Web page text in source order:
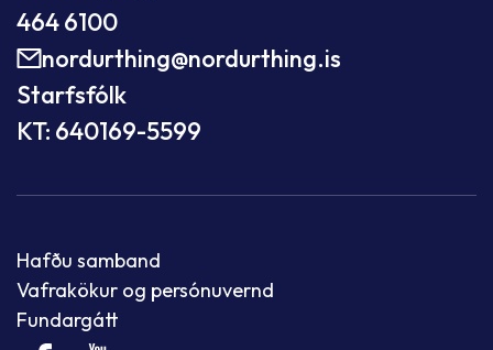
464 6100
nordurthing@nordurthing.is
Starfsfólk
KT: 640169-5599
Hafðu samband
Vafrakökur og persónuvernd
Fundargátt